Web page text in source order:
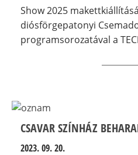
Show 2025
diósförgepatonyi
programsorozatával a
CSAVAR SZÍNHÁZ
2023. 09. 20.